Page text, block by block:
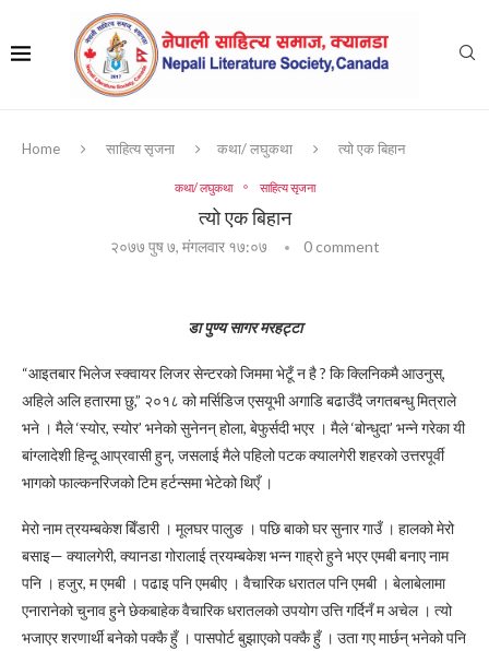
Home साहित्य सृजना कथा/ लघुकथा त्यो एक बिहान
कथा/ लघुकथा साहित्य सृजना
त्यो एक बिहान
२०७७ पुष ७, मंगलवार १७:०७ 0 comment
डा पुण्य सागर मरहट्टा
“आइतबार भिलेज स्क्वायर लिजर सेन्टरको जिममा भेटूँ न है ? कि क्लिनिकमै आउनुस्,
अहिले अलि हतारमा छु,” २०१८ को मर्सिडिज एसयूभी अगाडि बढाउँदै जगतबन्धु मित्राले
भने । मैले ‘स्योर, स्योर’ भनेको सुनेनन् होला, बेफुर्सदी भएर । मैले ‘बोन्धुदा’ भन्ने गरेका यी
बांग्लादेशी हिन्दू आप्रवासी हुन्, जसलाई मैले पहिलो पटक क्यालगेरी शहरको उत्तरपूर्वी
भागको फाल्कनरिजको टिम हर्टन्समा भेटेको थिएँ ।
मेरो नाम त्रयम्बकेश बिँडारी । मूलघर पालुङ । पछि बाको घर सुनार गाउँ । हालको मेरो
बसाइ— क्यालगेरी, क्यानडा गोरालाई त्रयम्बकेश भन्न गाह्रो हुने भएर एमबी बनाए नाम
पनि । हजुर, म एमबी । पढाइ पनि एमबीए । वैचारिक धरातल पनि एमबी । बेलाबेलामा
एनारानेको चुनाव हुने छेकबाहेक वैचारिक धरातलको उपयोग उत्ति गर्दिनँ म अचेल । त्यो
भजाएर शरणार्थी बनेको पक्कै हुँ । पासपोर्ट बुझाएको पक्कै हुँ । उता गए मार्छन् भनेको पनि